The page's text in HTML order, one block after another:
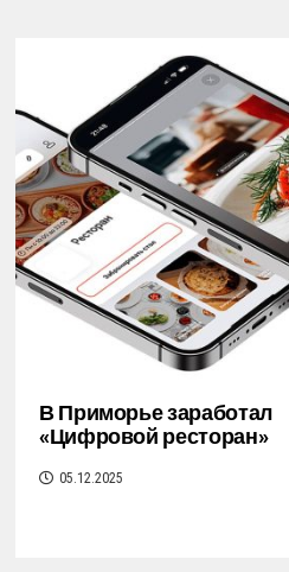
В Приморье заработал
«Цифровой ресторан»
05.12.2025